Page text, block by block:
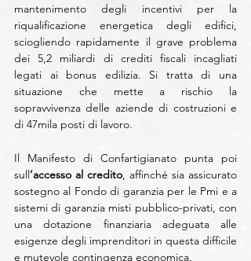
mantenimento degli incentivi per la
riqualificazione energetica degli edifici,
sciogliendo rapidamente il grave problema
dei 5,2 miliardi di crediti fiscali incagliati
legati ai bonus edilizia. Si tratta di una
situazione che mette a rischio la
sopravvivenza delle aziende di costruzioni e
di 47mila posti di lavoro.
Il Manifesto di Confartigianato punta poi
sull’accesso al credito, affinché sia assicurato
sostegno al Fondo di garanzia per le Pmi e a
sistemi di garanzia misti pubblico-privati, con
una dotazione finanziaria adeguata alle
esigenze degli imprenditori in questa difficile
e mutevole contingenza economica.